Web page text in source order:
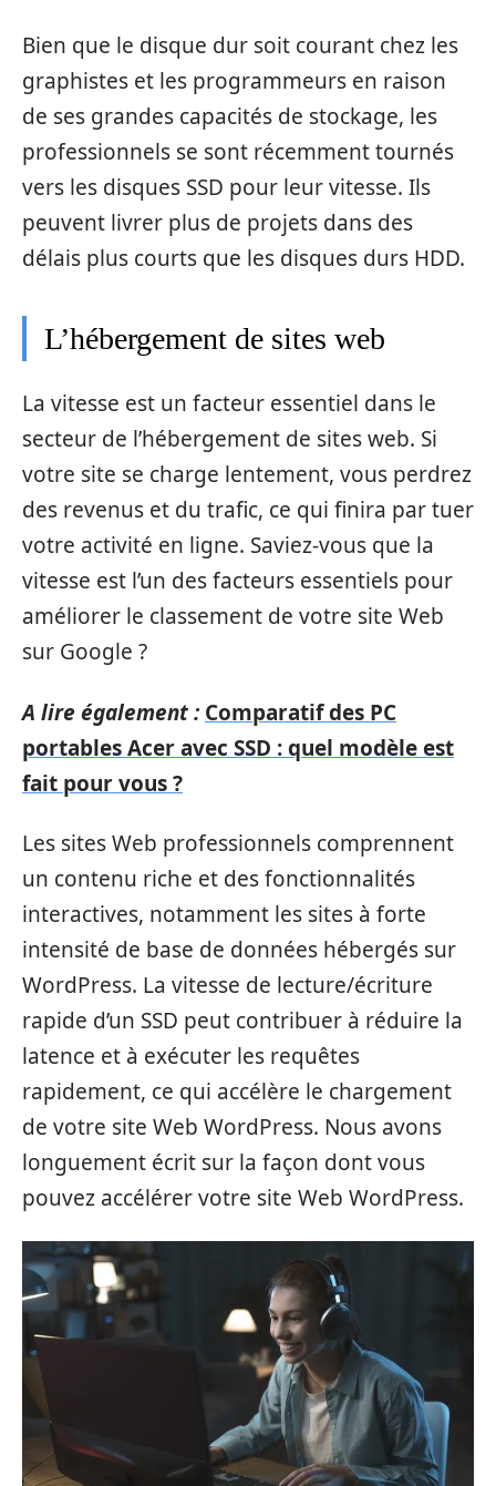
Bien que le disque dur soit courant chez les
graphistes et les programmeurs en raison
de ses grandes capacités de stockage, les
professionnels se sont récemment tournés
vers les disques SSD pour leur vitesse. Ils
peuvent livrer plus de projets dans des
délais plus courts que les disques durs HDD.
L’hébergement de sites web
La vitesse est un facteur essentiel dans le
secteur de l’hébergement de sites web. Si
votre site se charge lentement, vous perdrez
des revenus et du trafic, ce qui finira par tuer
votre activité en ligne. Saviez-vous que la
vitesse est l’un des facteurs essentiels pour
améliorer le classement de votre site Web
sur Google ?
A lire également : Comparatif des PC
portables Acer avec SSD : quel modèle est
fait pour vous ?
Les sites Web professionnels comprennent
un contenu riche et des fonctionnalités
interactives, notamment les sites à forte
intensité de base de données hébergés sur
WordPress. La vitesse de lecture/écriture
rapide d’un SSD peut contribuer à réduire la
latence et à exécuter les requêtes
rapidement, ce qui accélère le chargement
de votre site Web WordPress. Nous avons
longuement écrit sur la façon dont vous
pouvez accélérer votre site Web WordPress.